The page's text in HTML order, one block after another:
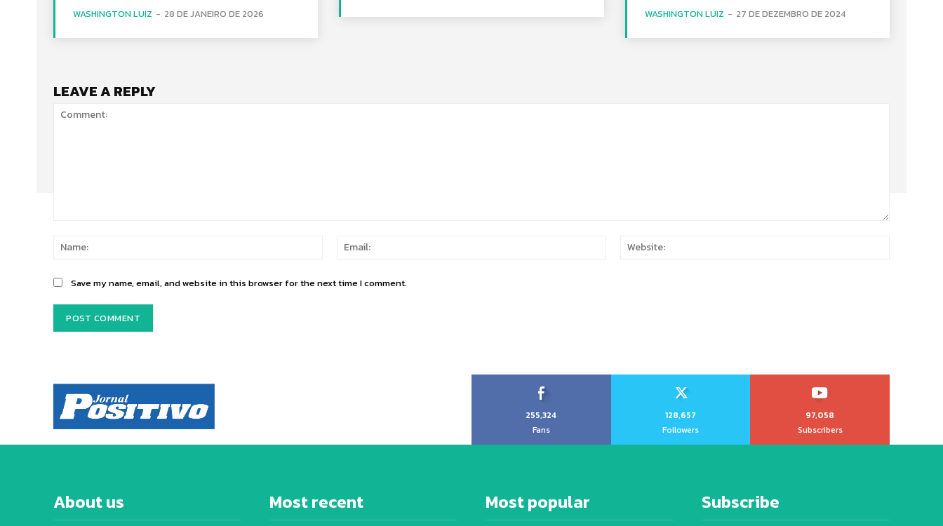
WASHINGTON LUIZ - 28 DE JANEIRO DE 2026 WASHINGTON LUIZ - 27 DE DEZEMBRO DE 2024
LEAVE A REPLY
Name:
Email:
Save my name, email, and website in this browser for the next time I comment.
255,324
Fans
128,657
Followers
97,058
Subscribers
About us Most recent Most popular Subscribe